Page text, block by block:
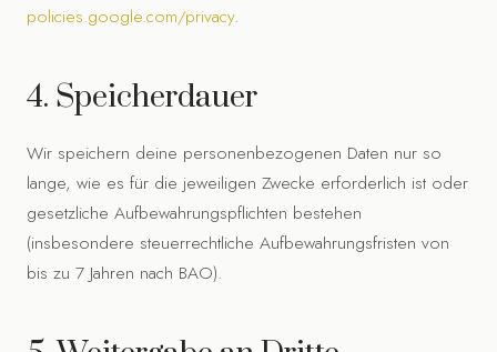
policies.google.com/privacy.
4. Speicherdauer
Wir speichern deine personenbezogenen Daten nur so
lange, wie es für die jeweiligen Zwecke erforderlich ist oder
gesetzliche Aufbewahrungspflichten bestehen
(insbesondere steuerrechtliche Aufbewahrungsfristen von
bis zu 7 Jahren nach BAO).